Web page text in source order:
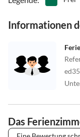
Informationen
Das